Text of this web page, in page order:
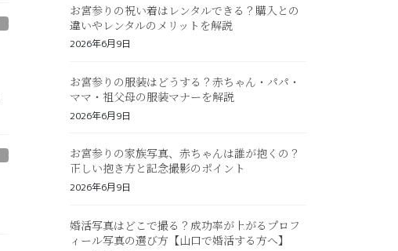
お宮参りの祝い着はレンタルできる？購入との
違いやレンタルのメリットを解説
2026年6月9日
お宮参りの服装はどうする？赤ちゃん・パパ・
ママ・祖父母の服装マナーを解説
2026年6月9日
お宮参りの家族写真、赤ちゃんは誰が抱くの？
正しい抱き方と記念撮影のポイント
2026年6月9日
婚活写真はどこで撮る？成功率が上がるプロフ
ィール写真の選び方【山口で婚活する方へ】